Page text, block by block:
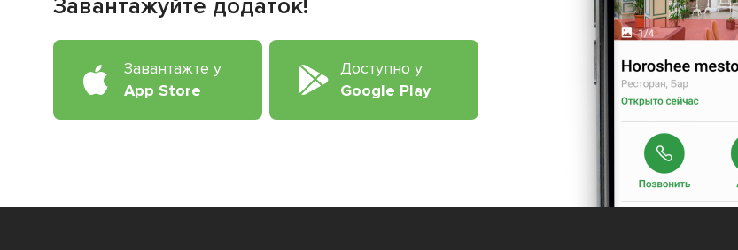
Завантажуйте додаток!
Завантажте у
App Store
Доступно у
Google Play